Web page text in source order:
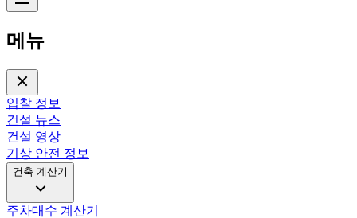
메뉴
입찰 정보
건설 뉴스
건설 영상
기상 안전 정보
건축 계산기
주차대수 계산기